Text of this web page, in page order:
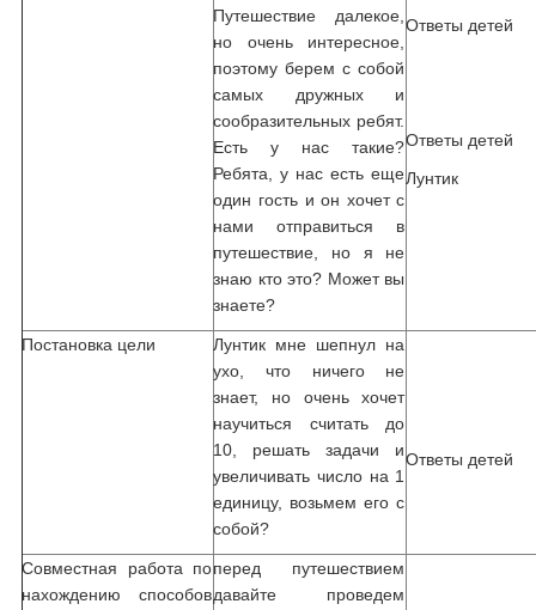
Путешествие далекое,
но очень интересное,
поэтому берем с собой
самых дружных и
сообразительных ребят.
Есть у нас такие?
Ребята, у нас есть еще
один гость и он хочет с
нами отправиться в
путешествие, но я не
знаю кто это? Может вы
знаете?
Ответы детей
Ответы детей
Лунтик
Постановка цели
Лунтик мне шепнул на
ухо, что ничего не
знает, но очень хочет
научиться считать до
10, решать задачи и
увеличивать число на 1
единицу, возьмем его с
собой?
Ответы детей
Совместная работа по
нахождению способов
перед путешествием
давайте проведем